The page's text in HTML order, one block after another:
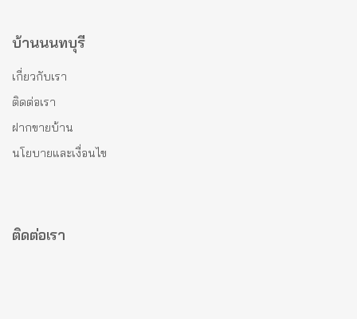
บ้านนนทบุรี
เกี่ยวกับเรา
ติดต่อเรา
ฝากขายบ้าน
นโยบายและเงื่อนไข
ติดต่อเรา